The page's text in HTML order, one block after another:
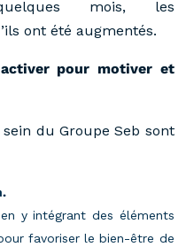
mois, les
ont été augmentés.
pour motiver et
du Groupe Seb sont
en y intégrant des éléments
favoriser le bien-être de